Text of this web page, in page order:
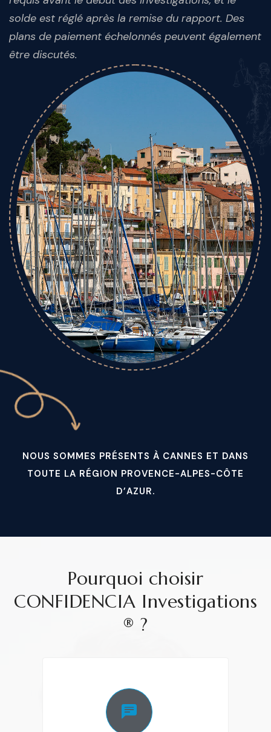
solde est réglé après la remise du rapport. Des
plans de paiement échelonnés peuvent également
être discutés.
NOUS SOMMES PRÉSENTS À CANNES ET DANS
TOUTE LA RÉGION PROVENCE-ALPES-CÔTE
D’AZUR.
Pourquoi choisir
CONFIDENCIA Investigations
® ?